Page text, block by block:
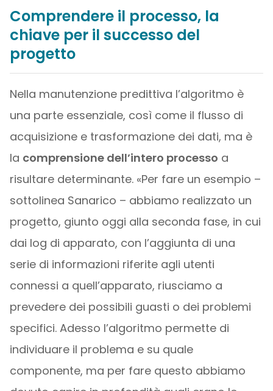
Comprendere il processo, la
chiave per il successo del
progetto
Nella manutenzione predittiva l’algoritmo è
una parte essenziale, così come il flusso di
acquisizione e trasformazione dei dati, ma è
la comprensione dell’intero processo a
risultare determinante. «Per fare un esempio –
sottolinea Sanarico – abbiamo realizzato un
progetto, giunto oggi alla seconda fase, in cui
dai log di apparato, con l’aggiunta di una
serie di informazioni riferite agli utenti
connessi a quell’apparato, riusciamo a
prevedere dei possibili guasti o dei problemi
specifici. Adesso l’algoritmo permette di
individuare il problema e su quale
componente, ma per fare questo abbiamo